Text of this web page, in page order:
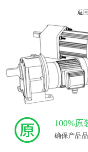
返
100%原
确保产品